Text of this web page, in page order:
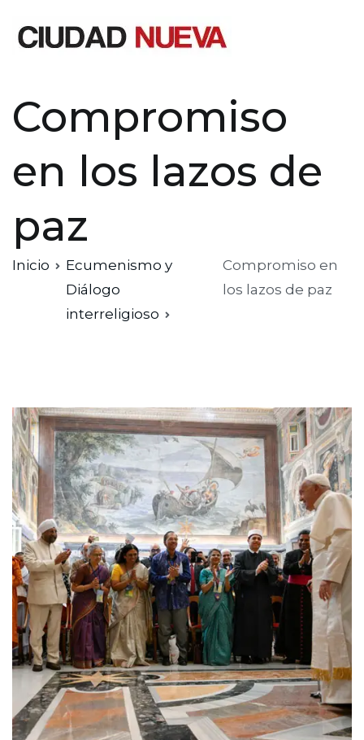
Compromiso
en los lazos de
paz
Inicio
Ecumenismo y
Diálogo
interreligioso
Compromiso en
los lazos de paz